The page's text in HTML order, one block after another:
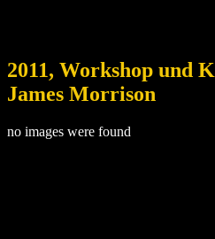
2011, Workshop und
James Morrison
no images were found